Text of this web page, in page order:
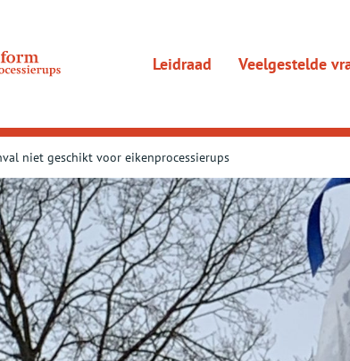
Leidraad Veelgestelde
niet geschikt voor eikenprocessierups